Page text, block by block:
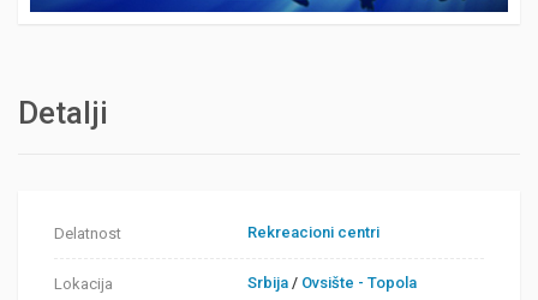
Detalji
Delatnost Rekreacioni centri
Lokacija Srbija / Ovsište - Topola